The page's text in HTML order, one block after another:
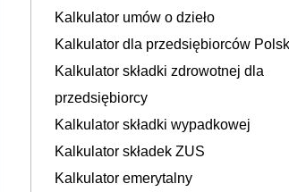
Kalkulator umów o dzieło
Kalkulator dla przedsiębiorców
Kalkulator składki zdrowotnej dla
przedsiębiorcy
Kalkulator składki wypadkowej
Kalkulator składek ZUS
Kalkulator emerytalny